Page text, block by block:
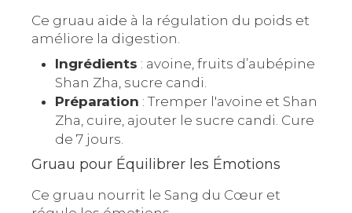
Ce gruau aide à la régulation du poids et
améliore la digestion.
Ingrédients : avoine, fruits d’aubépine
Shan Zha, sucre candi.
Préparation : Tremper l'avoine et Shan
Zha, cuire, ajouter le sucre candi. Cure
de 7 jours.
Gruau pour Équilibrer les Émotions
Ce gruau nourrit le Sang du Cœur et